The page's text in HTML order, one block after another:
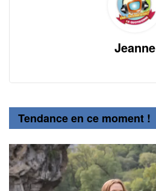
Jeanne
Tendance en ce moment !